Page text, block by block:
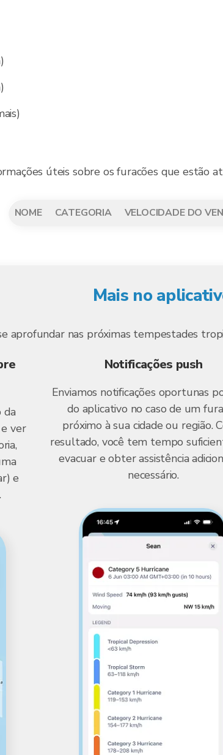
úteis sobre os furacões que estão
NOME CATEGORIA VELOCIDADE DO
Mais no
aprofundar nas próximas tempestades
da
ver
e
Notificações push
Enviamos notificações oportunas
do aplicativo no caso de um
próximo à sua cidade ou região.
resultado, você tem tempo
evacuar e obter assistência
necessário.